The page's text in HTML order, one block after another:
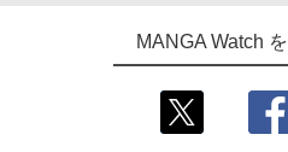
MANGA Watch